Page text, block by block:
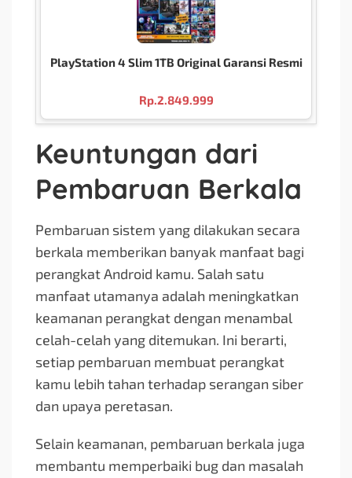
PlayStation 4 Slim 1TB Original Garansi Resmi
Rp.2.849.999
Keuntungan dari
Pembaruan Berkala
Pembaruan sistem yang dilakukan secara
berkala memberikan banyak manfaat bagi
perangkat Android kamu. Salah satu
manfaat utamanya adalah meningkatkan
keamanan perangkat dengan menambal
celah-celah yang ditemukan. Ini berarti,
setiap pembaruan membuat perangkat
kamu lebih tahan terhadap serangan siber
dan upaya peretasan.
Selain keamanan, pembaruan berkala juga
membantu memperbaiki bug dan masalah